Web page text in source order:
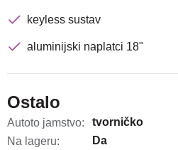
keyless sustav
aluminijski naplatci 18"
Ostalo
Autoto jamstvo:
tvorničko
Na lageru:
Da